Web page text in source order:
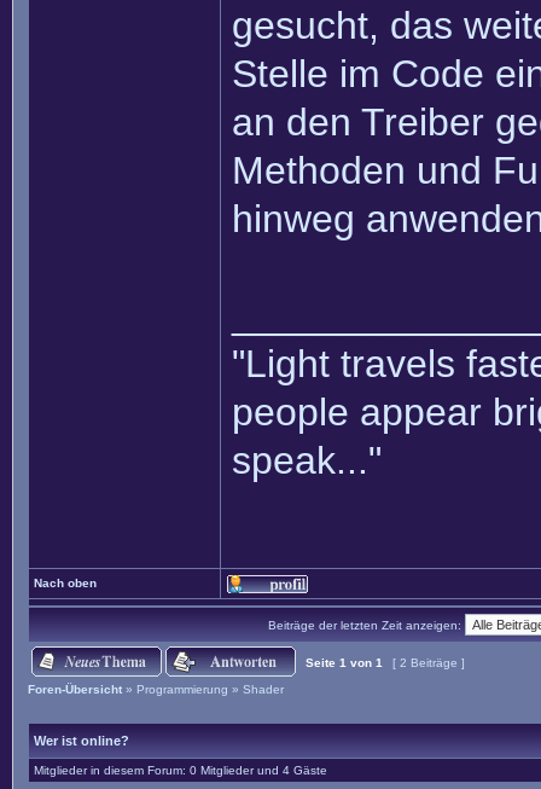
gesucht, das
Stelle im Code
an den Treiber
Methoden und
hinweg
"Light travels
people appear
speak..."
Nach oben
Beiträge der letzten Zeit anzeigen:
Seite 1 von 1
[ 2 Beiträge ]
Foren-Übersicht » Programmierung » Shader
Wer ist online?
Mitglieder in diesem Forum: 0 Mitglieder und 4 Gäste